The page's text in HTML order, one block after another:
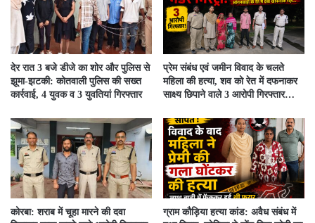
देर रात 3 बजे डीजे का शोर और पुलिस से
झूमा-झटकी: कोतवाली पुलिस की सख्त
कार्रवाई, 4 युवक व 3 युवतियां गिरफ्तार
प्रेम संबंध एवं जमीन विवाद के चलते
महिला की हत्या, शव को रेत में दफनाकर
साक्ष्य छिपाने वाले 3 आरोपी गिरफ्तार…
कोरबा: शराब में चूहा मारने की दवा
ग्राम कौड़िया हत्या कांड: अवैध संबंध में